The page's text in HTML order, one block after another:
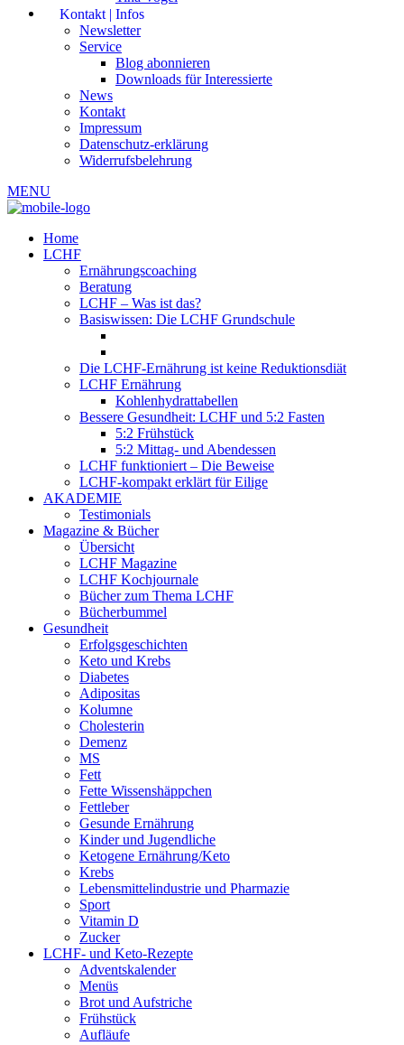
Kontakt | Infos
Newsletter
Service
Blog abonnieren
Downloads für Interessierte
News
Kontakt
Impressum
Datenschutz-erklärung
Widerrufsbelehrung
MENU
Home
LCHF
Ernährungscoaching
Beratung
LCHF – Was ist das?
Basiswissen: Die LCHF Grundschule
Die LCHF-Ernährung ist keine Reduktionsdiät
LCHF Ernährung
Kohlenhydrattabellen
Bessere Gesundheit: LCHF und 5:2 Fasten
5:2 Frühstück
5:2 Mittag- und Abendessen
LCHF funktioniert – Die Beweise
LCHF-kompakt erklärt für Eilige
AKADEMIE
Testimonials
Magazine & Bücher
Übersicht
LCHF Magazine
LCHF Kochjournale
Bücher zum Thema LCHF
Bücherbummel
Gesundheit
Erfolgsgeschichten
Keto und Krebs
Diabetes
Adipositas
Kolumne
Cholesterin
Demenz
MS
Fett
Fette Wissenshäppchen
Fettleber
Gesunde Ernährung
Kinder und Jugendliche
Ketogene Ernährung/Keto
Krebs
Lebensmittelindustrie und Pharmazie
Sport
Vitamin D
Zucker
LCHF- und Keto-Rezepte
Adventskalender
Menüs
Brot und Aufstriche
Frühstück
Aufläufe